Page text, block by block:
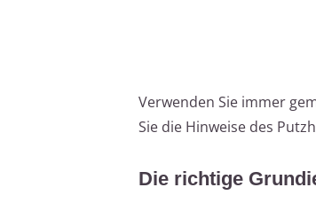
Verwenden Sie immer
Sie die Hinweise des
Die richtige